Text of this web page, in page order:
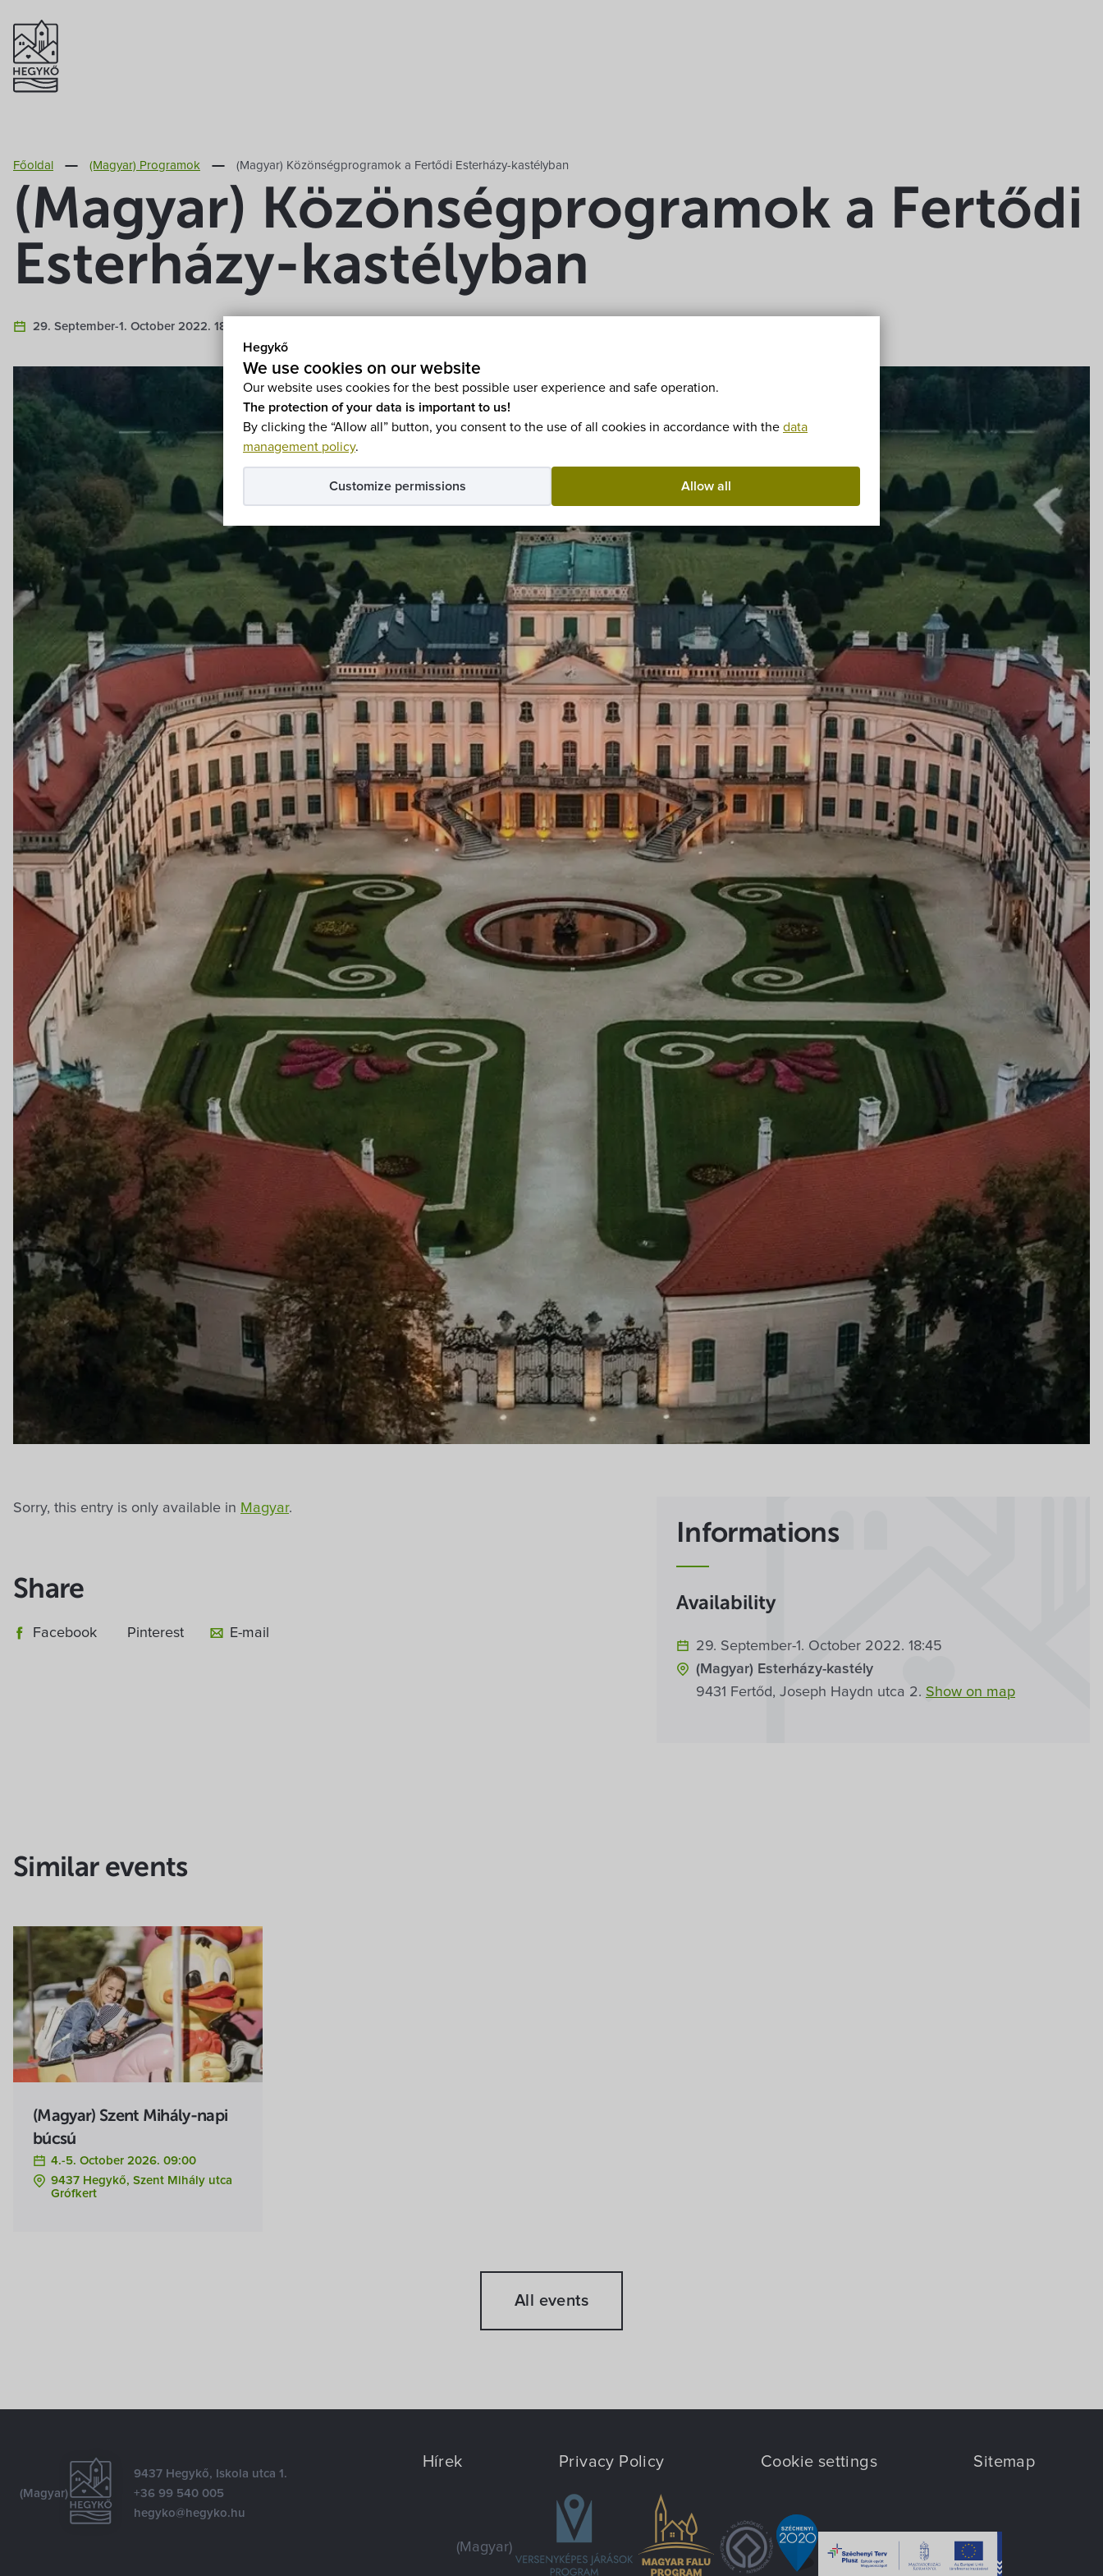
Hegykő
We use cookies on our website
Our website uses cookies for the best possible user experience and safe operation.
The protection of your data is important to us!
By clicking the “Allow all” button, you consent to the use of all cookies in accordance with the data
management policy.
Allow all
Customize permissions
Főoldal (Magyar) Programok (Magyar) Közönségprogramok a Fertődi Esterházy-kastélyban
(Magyar) Közönségprogramok a Fertődi
Esterházy-kastélyban
29. September-1. October 2022. 18:45
Sorry, this entry is only available in Magyar.
Share
Facebook Pinterest E-mail
Informations
Availability
29. September-1. October 2022. 18:45
(Magyar) Esterházy-kastély
9431 Fertőd, Joseph Haydn utca 2. Show on map
Similar events
(Magyar) Szent Mihály-napi
búcsú
4.-5. October 2026. 09:00
9437 Hegykő, Szent Mihály utca
Grófkert
All events
(Magyar)
9437 Hegykő, Iskola utca 1.
+36 99 540 005
hegyko@hegyko.hu
Hírek Privacy Policy Cookie settings Sitemap
(Magyar)